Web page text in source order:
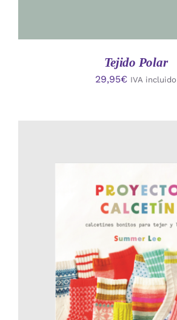
Tejido Polar
29,95€ IVA incluido
AÑADIR AL CARRITO
DETALLES